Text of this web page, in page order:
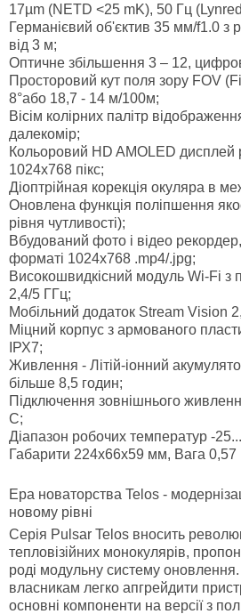
17µm (NETD <25 mK), 50 Гц
Германієвий об'єктив 35 мм/f1.0 з
від 3 м;
Оптичне збільшення 3 – 12,
Просторовий кут поля зору FOV
8°або 18,7 - 14 м/100м;
Вісім колірних палітр
далекомір;
Кольоровий HD AMOLED дисплей
1024х768 пікс;
Діоптрійная корекція окуляра в
Оновлена функція поліпшення
рівня чутливості);
Вбудований фото і відео
форматі 1024х768 .mp4/.jpg;
Високошвидкісний модуль Wi-Fi з
2,4/5 ГГц;
Мобільний додаток Stream Vision
Міцний корпус з армованого
ІРХ7;
Живлення - Літій-іонний
більше 8,5 годин;
Підключення зовнішнього
C;
Діапазон робочих температур -
Габарити 224x66x59 мм, Вага 0,57
Ера новаторства Telos -
новому рівні
Серія Pulsar Telos вносить
тепловізійних монокулярів,
роді модульну систему
власникам легко апгрейдити
основні компоненти на версії з